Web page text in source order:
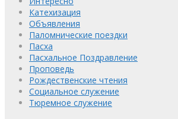
Катехизация
Объявления
Паломнические поездки
Пасха
Пасхальное Поздравление
Проповедь
Рождественские чтения
Социальное служение
Тюремное служение